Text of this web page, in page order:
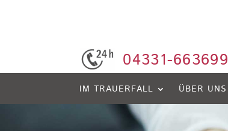
04331-663699
IM TRAUERFALL ÜBER UNS